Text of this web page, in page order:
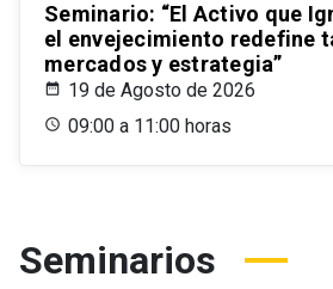
Seminario: “El Activo que
el envejecimiento redefine
mercados y estrategia”
19 de Agosto de 2026
09:00 a 11:00 horas
Seminarios